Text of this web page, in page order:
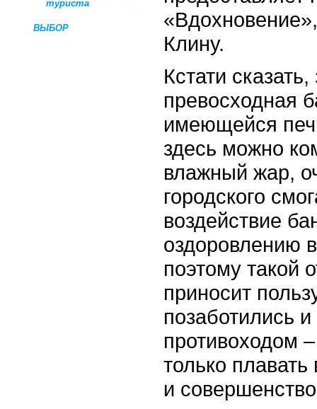
туриста
ВЫБОР
Клину.
Кстати
превосходная
имеющейся
здесь можно
влажный жар,
городского
воздействие
оздоровлению
поэтому такой
приносит
позаботились
противоходом
только
и